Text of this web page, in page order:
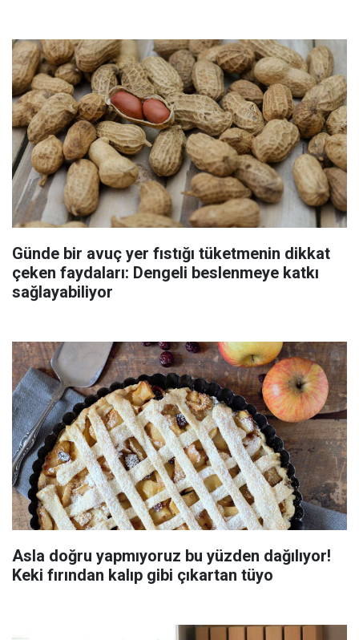
Günde bir avuç yer fıstığı tüketmenin dikkat
çeken faydaları: Dengeli beslenmeye katkı
sağlayabiliyor
Asla doğru yapmıyoruz bu yüzden dağılıyor!
Keki fırından kalıp gibi çıkartan tüyo